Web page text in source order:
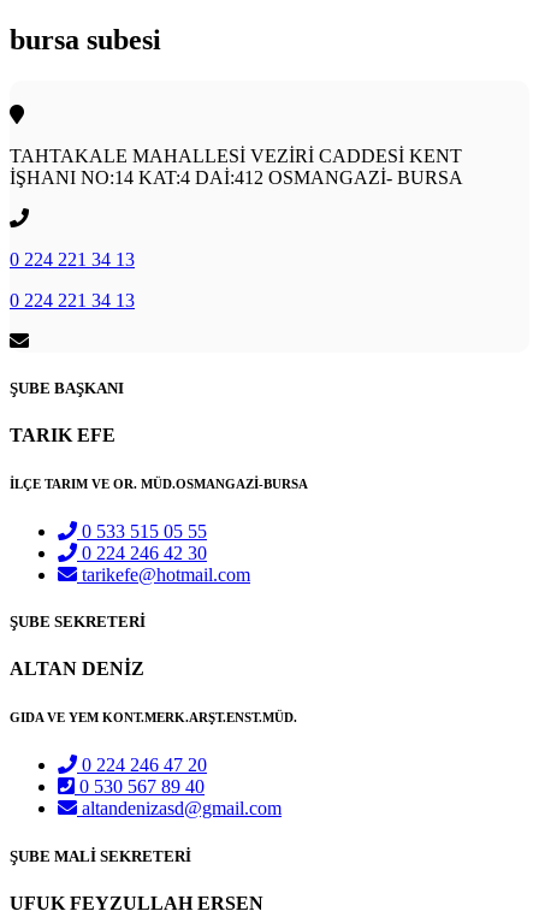
bursa subesi
TAHTAKALE MAHALLESİ VEZİRİ CADDESİ KENT
İŞHANI NO:14 KAT:4 DAİ:412 OSMANGAZİ- BURSA
0 224 221 34 13
0 224 221 34 13
ŞUBE BAŞKANI
TARIK EFE
İLÇE TARIM VE OR. MÜD.OSMANGAZİ-BURSA
0 533 515 05 55
0 224 246 42 30
tarikefe@hotmail.com
ŞUBE SEKRETERİ
ALTAN DENİZ
GIDA VE YEM KONT.MERK.ARŞT.ENST.MÜD.
0 224 246 47 20
0 530 567 89 40
altandenizasd@gmail.com
ŞUBE MALİ SEKRETERİ
UFUK FEYZULLAH ERSEN